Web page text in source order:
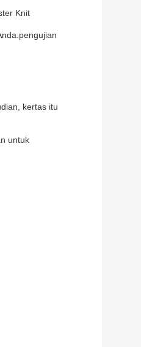
Knit
kertas itu
untuk